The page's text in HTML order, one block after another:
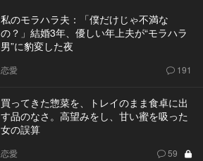
私のモラハラ夫：「僕だけじゃ不満な
の？」結婚3年、優しい年上夫が“モラハラ
男”に豹変した夜
恋愛 191
買ってきた惣菜を、トレイのまま食卓に出
す品のなさ。高望みをし、甘い蜜を吸った
女の誤算
恋愛 59